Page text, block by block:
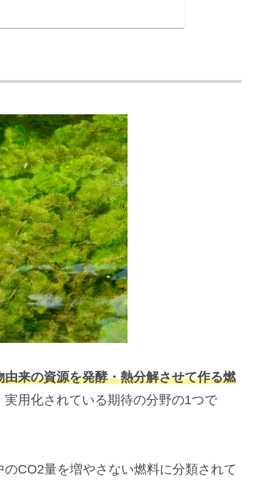
来の資源を発酵・熱分解させて作る燃
用化されている期待の分野の1つで
CO2量を増やさない燃料に分類されて